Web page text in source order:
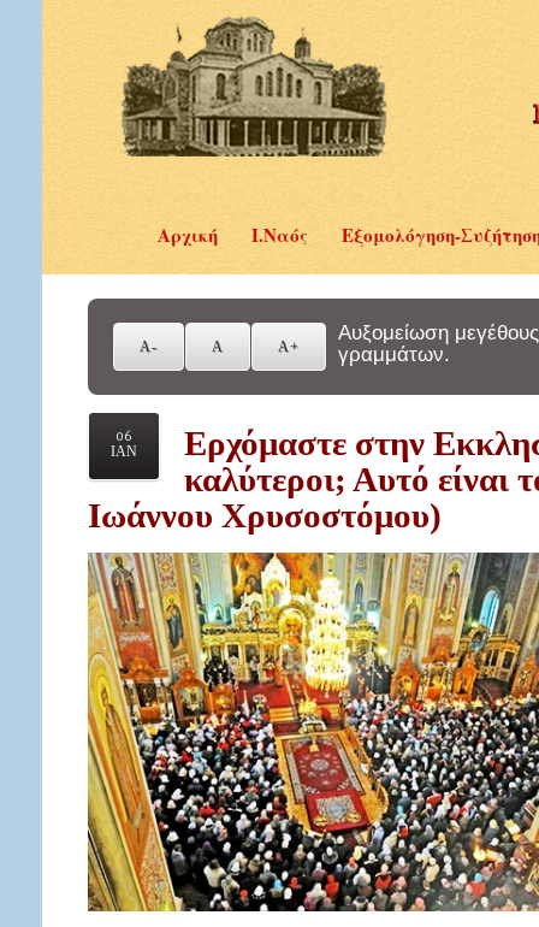
Αρχική Ι.Ναός Εξομολόγηση-
Αυξομείωση μεγέθους
γραμμάτων.
06
ΙΑΝ
Ερχόμαστε στην
καλύτεροι; Αυτό είναι
Ιωάννου Χρυσοστόμου)